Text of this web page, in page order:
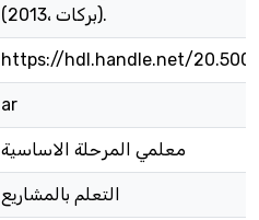
(بركات ،2013).
https://hdl.handle.net/
ar
معلمي المرحلة الاساسية
التعلم بالمشاريع